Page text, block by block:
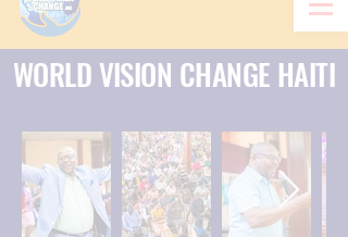
WORLD VISION CHANGE HAITI